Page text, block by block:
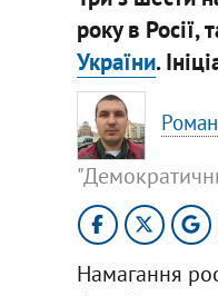
року в Росії,
України.
Намагання